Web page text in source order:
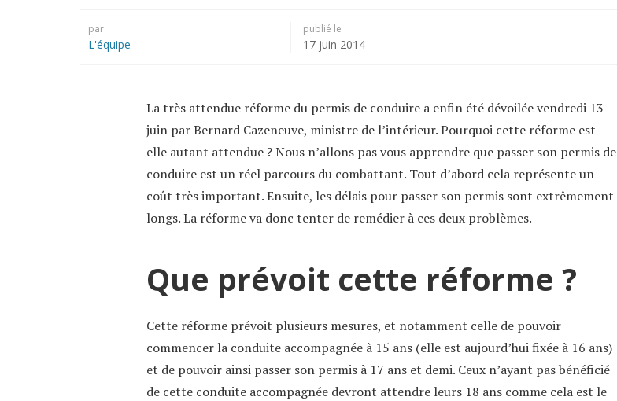
par
L'équipe
publié le
17 juin 2014
La très attendue réforme du permis de conduire a enfin été dévoilée vendredi 13
juin par Bernard Cazeneuve, ministre de l’intérieur. Pourquoi cette réforme est-
elle autant attendue ? Nous n’allons pas vous apprendre que passer son permis de
conduire est un réel parcours du combattant. Tout d’abord cela représente un
coût très important. Ensuite, les délais pour passer son permis sont extrêmement
longs. La réforme va donc tenter de remédier à ces deux problèmes.
Que prévoit cette réforme ?
Cette réforme prévoit plusieurs mesures, et notamment celle de pouvoir
commencer la conduite accompagnée à 15 ans (elle est aujourd’hui fixée à 16 ans)
et de pouvoir ainsi passer son permis à 17 ans et demi. Ceux n’ayant pas bénéficié
de cette conduite accompagnée devront attendre leurs 18 ans comme cela est le